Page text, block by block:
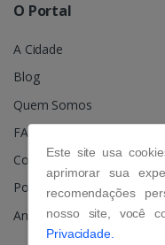
O Portal
A Cidade
Blog
Quem Somos
FAQ
Contato
Política de Privacidade
Anuncie
Este site usa
aprimorar sua
recomendações
nosso site, você
Privacidade.